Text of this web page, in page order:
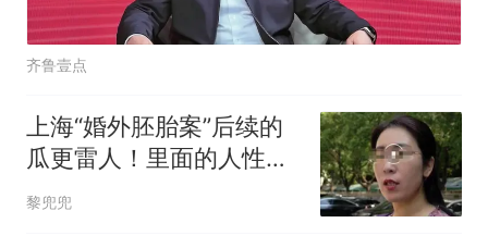
齐鲁壹点
上海“婚外胚胎案”后续的
瓜更雷人！里面的人性太
阴暗了
黎兜兜